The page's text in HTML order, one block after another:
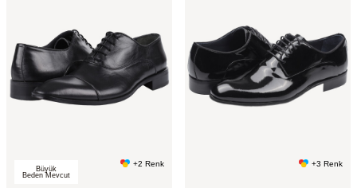
Büyük
Beden Mevcut
+2 Renk +3 Renk